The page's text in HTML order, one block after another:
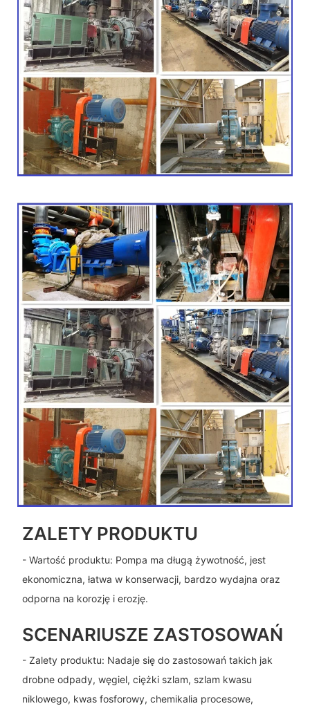
ZALETY PRODUKTU
- Wartość produktu: Pompa ma długą żywotność, jest
ekonomiczna, łatwa w konserwacji, bardzo wydajna oraz
odporna na korozję i erozję.
SCENARIUSZE ZASTOSOWAŃ
- Zalety produktu: Nadaje się do zastosowań takich jak
drobne odpady, węgiel, ciężki szlam, szlam kwasu
niklowego, kwas fosforowy, chemikalia procesowe,